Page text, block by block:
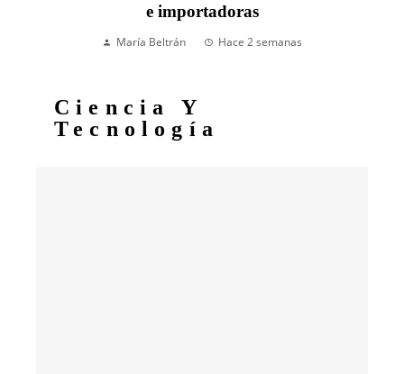
e importadoras
María Beltrán Hace 2 semanas
Ciencia Y
Tecnología